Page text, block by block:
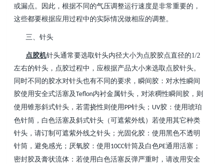
或漏点。因此，根据不同的气压调整运行速度是非常重要的，
这些都要根据应用过程中的实际情况做相应的调整。
三、针头
点胶机针头通常要选取针头内径大小为点胶胶点直径的1/2
左右的针头，点胶过程中，应根据产品大小来选取点胶针头。
同时不同的胶水对针头也有不同的要求，瞬间胶：对水性瞬间
胶使用安全式活塞及Teflon内衬金属针头，对浓稠性瞬间胶，则
使用锥形斜式针头，若需挠性则使用 PP针头； UV胶：使用琥珀
色针筒，白色活塞及斜式针头（可遮紫外线）若使用其它种类
针头，请订制可遮紫外线之针头；光固化胶：使用黑色不透明
针筒，避免感光；厌氧胶：使用 10CC针筒及白色PE通用活塞；
密封胶及膏状流体：若使用白色活塞反弹严重时，请改用安全